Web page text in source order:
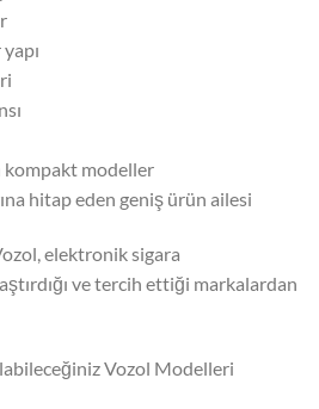
kompakt modeller
hitap eden geniş ürün ailesi
elektronik sigara
ve tercih ettiği markalardan
Vozol Modelleri